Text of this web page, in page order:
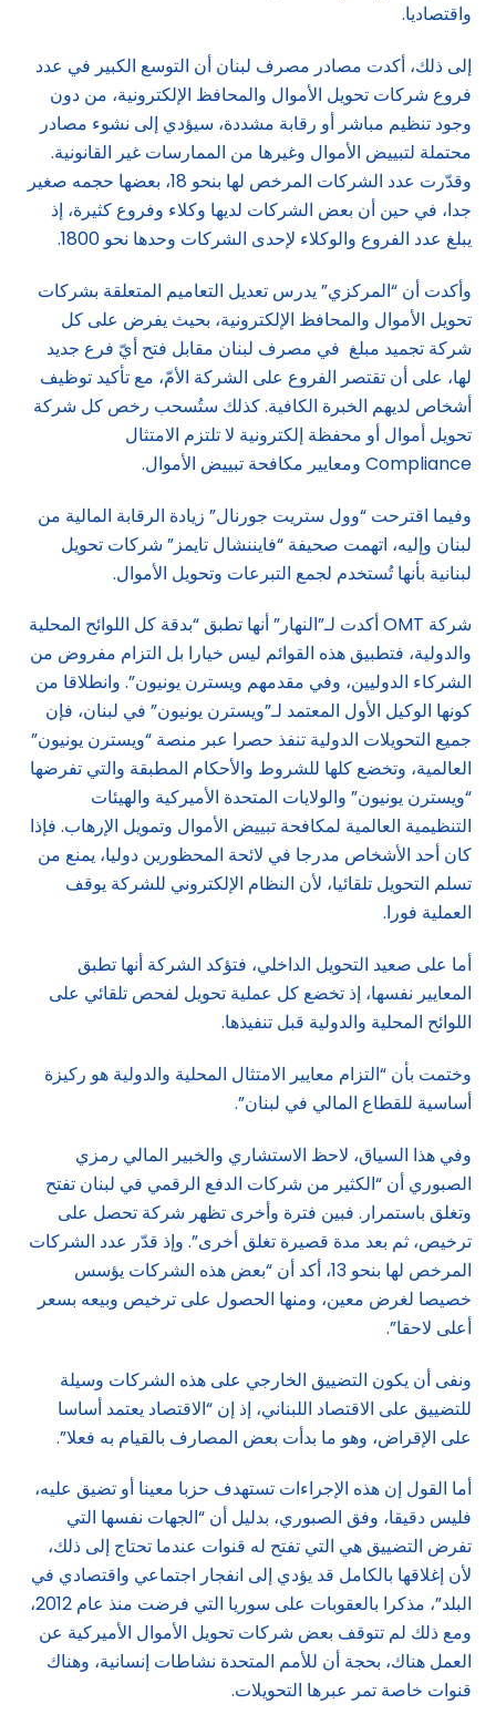
واقتصاديا.
إلى ذلك، أكدت مصادر مصرف لبنان أن التوسع الكبير في عدد
فروع شركات تحويل الأموال والمحافظ الإلكترونية، من دون
وجود تنظيم مباشر أو رقابة مشددة، سيؤدي إلى نشوء مصادر
محتملة لتبييض الأموال وغيرها من الممارسات غير القانونية.
وقدّرت عدد الشركات المرخص لها بنحو 18، بعضها حجمه صغير
جدا، في حين أن بعض الشركات لديها وكلاء وفروع كثيرة، إذ
يبلغ عدد الفروع والوكلاء لإحدى الشركات وحدها نحو 1800.
وأكدت أن “المركزي” يدرس تعديل التعاميم المتعلقة بشركات
تحويل الأموال والمحافظ الإلكترونية، بحيث يفرض على كل
شركة تجميد مبلغ في مصرف لبنان مقابل فتح أيّ فرع جديد
لها، على أن تقتصر الفروع على الشركة الأمّ، مع تأكيد توظيف
أشخاص لديهم الخبرة الكافية. كذلك ستُسحب رخص كل شركة
تحويل أموال أو محفظة إلكترونية لا تلتزم الامتثال
Compliance ومعايير مكافحة تبييض الأموال.
وفيما اقترحت “وول ستريت جورنال” زيادة الرقابة المالية من
لبنان وإليه، اتهمت صحيفة “فايننشال تايمز” شركات تحويل
لبنانية بأنها تُستخدم لجمع التبرعات وتحويل الأموال.
شركة OMT أكدت لـ”النهار” أنها تطبق “بدقة كل اللوائح المحلية
والدولية، فتطبيق هذه القوائم ليس خيارا بل التزام مفروض من
الشركاء الدوليين، وفي مقدمهم ويسترن يونيون”. وانطلاقا من
كونها الوكيل الأول المعتمد لـ”ويسترن يونيون” في لبنان، فإن
جميع التحويلات الدولية تنفذ حصرا عبر منصة “ويسترن يونيون”
العالمية، وتخضع كلها للشروط والأحكام المطبقة والتي تفرضها
“ويسترن يونيون” والولايات المتحدة الأميركية والهيئات
التنظيمية العالمية لمكافحة تبييض الأموال وتمويل الإرهاب. فإذا
كان أحد الأشخاص مدرجا في لائحة المحظورين دوليا، يمنع من
تسلم التحويل تلقائيا، لأن النظام الإلكتروني للشركة يوقف
العملية فورا.
أما على صعيد التحويل الداخلي، فتؤكد الشركة أنها تطبق
المعايير نفسها، إذ تخضع كل عملية تحويل لفحص تلقائي على
اللوائح المحلية والدولية قبل تنفيذها.
وختمت بأن “التزام معايير الامتثال المحلية والدولية هو ركيزة
أساسية للقطاع المالي في لبنان”.
وفي هذا السياق، لاحظ الاستشاري والخبير المالي رمزي
الصبوري أن “الكثير من شركات الدفع الرقمي في لبنان تفتح
وتغلق باستمرار. فبين فترة وأخرى تظهر شركة تحصل على
ترخيص، ثم بعد مدة قصيرة تغلق أخرى”. وإذ قدّر عدد الشركات
المرخص لها بنحو 13، أكد أن “بعض هذه الشركات يؤسس
خصيصا لغرض معين، ومنها الحصول على ترخيص وبيعه بسعر
أعلى لاحقا”.
ونفى أن يكون التضييق الخارجي على هذه الشركات وسيلة
للتضييق على الاقتصاد اللبناني، إذ إن “الاقتصاد يعتمد أساسا
على الإقراض، وهو ما بدأت بعض المصارف بالقيام به فعلا”.
أما القول إن هذه الإجراءات تستهدف حزبا معينا أو تضيق عليه،
فليس دقيقا، وفق الصبوري، بدليل أن “الجهات نفسها التي
تفرض التضييق هي التي تفتح له قنوات عندما تحتاج إلى ذلك،
لأن إغلاقها بالكامل قد يؤدي إلى انفجار اجتماعي واقتصادي في
البلد”، مذكرا بالعقوبات على سوريا التي فرضت منذ عام 2012،
ومع ذلك لم تتوقف بعض شركات تحويل الأموال الأميركية عن
العمل هناك، بحجة أن للأمم المتحدة نشاطات إنسانية، وهناك
قنوات خاصة تمر عبرها التحويلات.